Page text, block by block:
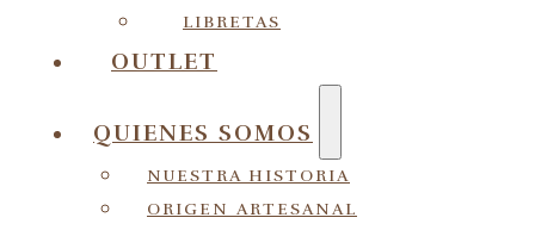
LIBRETAS
OUTLET
QUIENES SOMOS
NUESTRA HISTORIA
ORIGEN ARTESANAL